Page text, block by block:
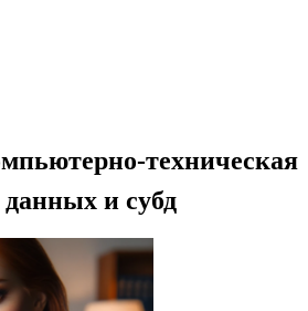
техническая
данных и субд